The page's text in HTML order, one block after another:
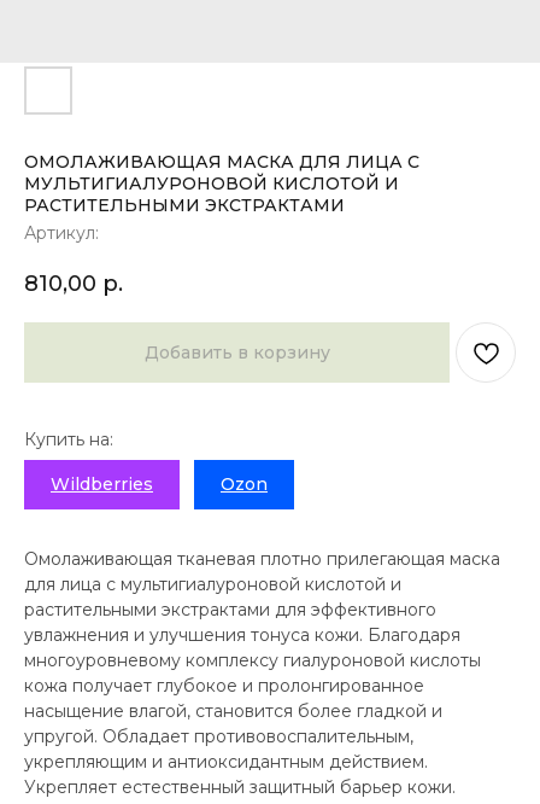
ОМОЛАЖИВАЮЩАЯ МАСКА ДЛЯ ЛИЦА С
МУЛЬТИГИАЛУРОНОВОЙ КИСЛОТОЙ И
РАСТИТЕЛЬНЫМИ ЭКСТРАКТАМИ
Артикул:
810,00 р.
Добавить в корзину
Купить на:
Wildberries Ozon
Омолаживающая тканевая плотно прилегающая маска
для лица с мультигиалуроновой кислотой и
растительными экстрактами для эффективного
увлажнения и улучшения тонуса кожи. Благодаря
многоуровневому комплексу гиалуроновой кислоты
кожа получает глубокое и пролонгированное
насыщение влагой, становится более гладкой и
упругой. Обладает противовоспалительным,
укрепляющим и антиоксидантным действием.
Укрепляет естественный защитный барьер кожи.